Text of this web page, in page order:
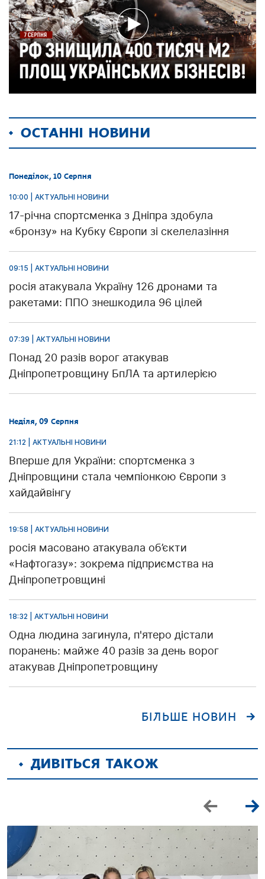
ОСТАННІ НОВИНИ
Понеділок, 10 Серпня
10:00 | АКТУАЛЬНІ НОВИНИ
17-річна спортсменка з Дніпра здобула
«бронзу» на Кубку Європи зі скелелазіння
09:15 | АКТУАЛЬНІ НОВИНИ
росія атакувала Україну 126 дронами та
ракетами: ППО знешкодила 96 цілей
07:39 | АКТУАЛЬНІ НОВИНИ
Понад 20 разів ворог атакував
Дніпропетровщину БпЛА та артилерією
Неділя, 09 Серпня
21:12 | АКТУАЛЬНІ НОВИНИ
Вперше для України: спортсменка з
Дніпровщини стала чемпіонкою Європи з
хайдайвінгу
19:58 | АКТУАЛЬНІ НОВИНИ
росія масовано атакувала об’єкти
«Нафтогазу»: зокрема підприємства на
Дніпропетровщині
18:32 | АКТУАЛЬНІ НОВИНИ
Одна людина загинула, п'ятеро дістали
поранень: майже 40 разів за день ворог
атакував Дніпропетровщину
БІЛЬШЕ НОВИН
ДИВІТЬСЯ ТАКОЖ